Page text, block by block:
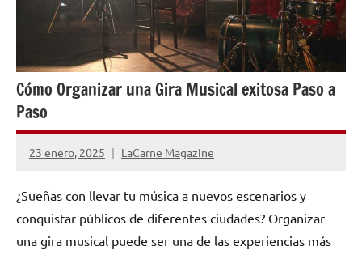
Cómo Organizar una Gira Musical exitosa Paso a
Paso
23 enero, 2025 LaCarne Magazine
No
comentarios
¿Sueñas con llevar tu música a nuevos escenarios y
conquistar públicos de diferentes ciudades? Organizar
una gira musical puede ser una de las experiencias más